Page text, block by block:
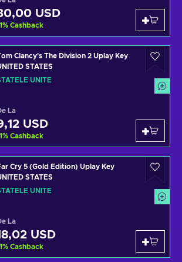
USD
% Cashback
Clancy's The Division 2 Uplay Key
STATES
UNITE
La
USD
% Cashback
Cry 5 (Gold Edition) Uplay Key
STATES
UNITE
La
USD
% Cashback